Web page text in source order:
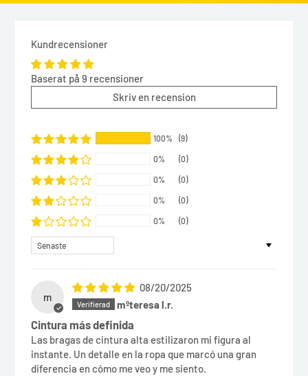
Kundrecensioner
Baserat på 9 recensioner
Skriv en recension
100% (9)
0% (0)
0% (0)
0% (0)
0% (0)
Sort by
m
08/20/2025
mºteresa l.r.
Cintura más definida
Las bragas de cintura alta estilizaron mi figura al
instante. Un detalle en la ropa que marcó una gran
diferencia en cómo me veo y me siento.